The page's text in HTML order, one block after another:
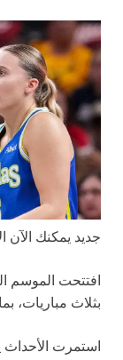
جديد يمكنك الآن
افتتحت الموسم
بثلاث مباريات،
استمرت